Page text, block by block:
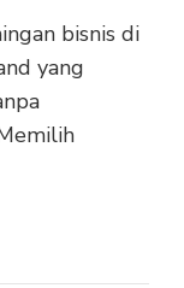
bisnis di
yang